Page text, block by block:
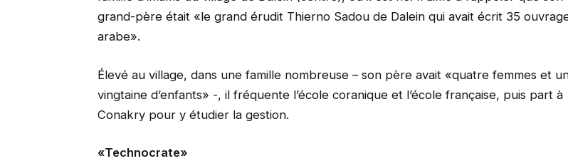
grand-père était «le grand érudit Thierno Sadou de Dalein qui avait écrit 35
arabe».
Élevé au village, dans une famille nombreuse – son père avait «quatre femmes et
vingtaine d’enfants» -, il fréquente l’école coranique et l’école française, puis part à
Conakry pour y étudier la gestion.
«Technocrate»